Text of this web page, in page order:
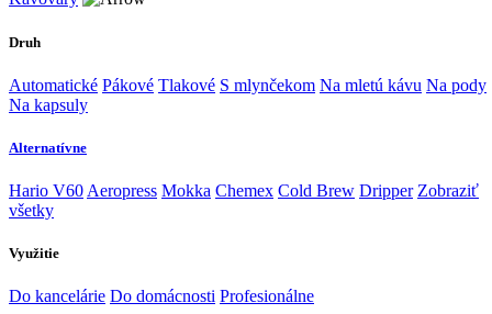
Druh
Automatické Pákové Tlakové S mlynčekom Na mletú kávu Na pody
Na kapsuly
Alternatívne
Hario V60 Aeropress Mokka Chemex Cold Brew Dripper Zobraziť
všetky
Využitie
Do kancelárie Do domácnosti Profesionálne